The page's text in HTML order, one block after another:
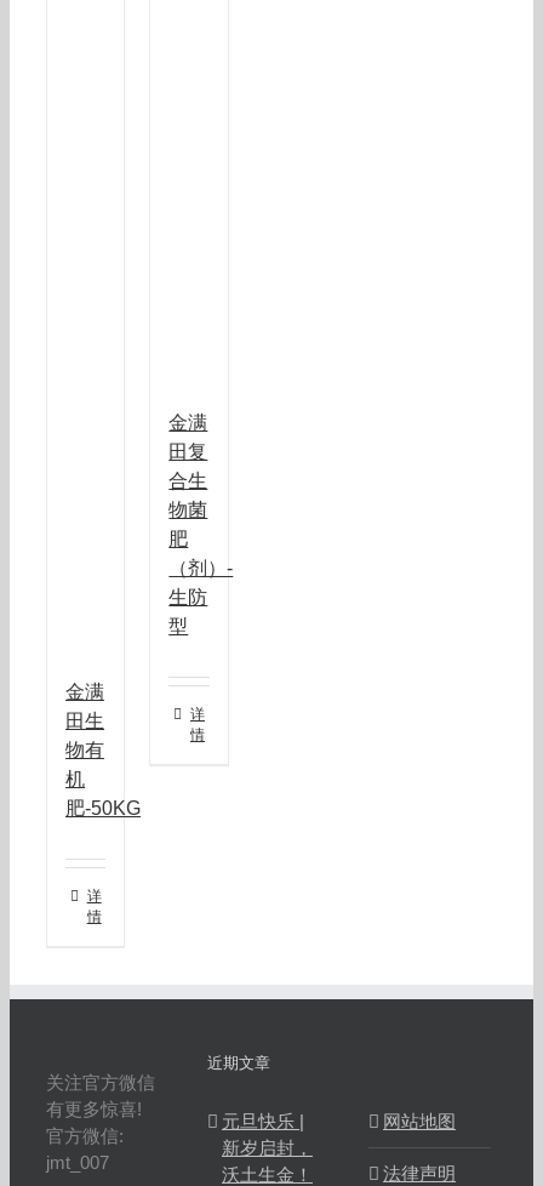
金满
田生
物有
机
肥-50KG
详
情
金满
田复
合生
物菌
肥
（剂）-
生防
型
详
情
关注官方微信
有更多惊喜!
官方微信:
jmt_007
近期文章
元旦快乐 |
新岁启封，
沃土生金！
网站地图
法律声明